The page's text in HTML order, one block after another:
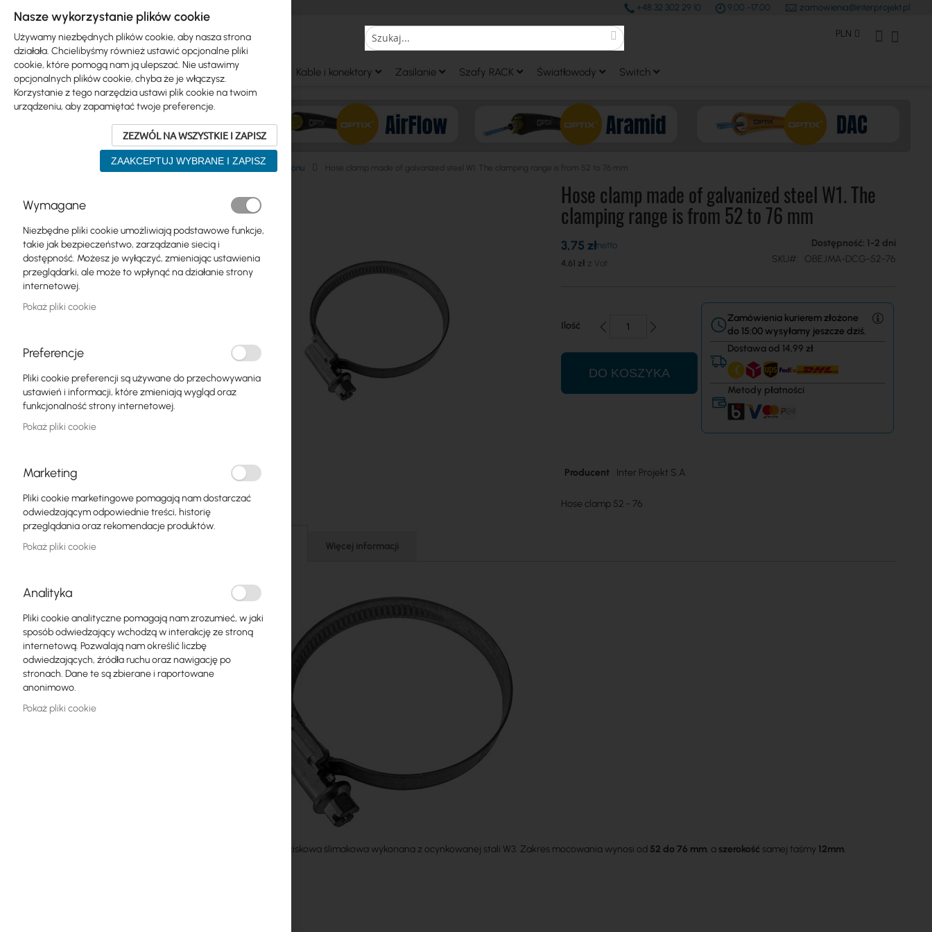
+48 32 302 29 10 9.00 -17.00 zamowienia@interprojekt.pl
Search
Search Waluta
PLN Konto Klienta
Ubiquiti Mikrotik WiFi & SOHO Kable i konektory Zasilanie Szafy RACK Światłowody Switch
Uchwyty do masztu/balkonu Hose clamp made of galvanized steel W1. The clamping range is from 52 to 76 mm
Skip
product
list
Ubiquiti
Mikrotik
WiFi & SOHO
Anteny
Switch
Punkty dostępowe
Kable koncentryczne
Zasilanie
GPON
Kable LAN
Routery LAN
Licencje MikroTik
Monitoring, Smart Home IoT
Zewnętrzne urządzenia WiFi
na
galerii
Przejdź
na
Hose clamp made of galvanized steel W1. The
clamping range is from 52 to 76 mm
4,61 zł
3,75 zł
Dostępność: 1-2 dni
SKU
OBEJMA-DCG-52-76
Ilość
DO KOSZYKA
Zamówienia kurierem złożone
do 15:00 wysyłamy jeszcze dziś.
Dostawa od 14,99 zł
Metody płatności
Więcej
Producent Inter Projekt S.A.
Hose clamp 52 - 76
Więcej informacji
Opaska zaciskowa ślimakowa wykonana z ocynkowanej stali W3. Zakres mocowania wynosi od 52 do 76 mm, a szerokość samej taśmy 12mm
Nasze wykorzystanie plików cookie
Używamy niezbędnych plików cookie, aby nasza strona
działała. Chcielibyśmy również ustawić opcjonalne pliki
cookie, które pomogą nam ją ulepszać. Nie ustawimy
opcjonalnych plików cookie, chyba że je włączysz.
Korzystanie z tego narzędzia ustawi plik cookie na twoim
urządzeniu, aby zapamiętać twoje preferencje.
ZEZWÓL NA WSZYSTKIE I ZAPISZ
ZAAKCEPTUJ WYBRANE I ZAPISZ
Wymagane
Niezbędne pliki cookie umożliwiają podstawowe funkcje,
takie jak bezpieczeństwo, zarządzanie siecią i
dostępność. Możesz je wyłączyć, zmieniając ustawienia
przeglądarki, ale może to wpłynąć na działanie strony
internetowej.
Pokaż pliki cookie
Preferencje
Pliki cookie preferencji są używane do przechowywania
ustawień i informacji, które zmieniają wygląd oraz
funkcjonalność strony internetowej.
Pokaż pliki cookie
Marketing
Pliki cookie marketingowe pomagają nam dostarczać
odwiedzającym odpowiednie treści, historię
przeglądania oraz rekomendacje produktów.
Pokaż pliki cookie
Analityka
Pliki cookie analityczne pomagają nam zrozumieć, w jaki
sposób odwiedzający wchodzą w interakcję ze stroną
internetową. Pozwalają nam określić liczbę
odwiedzających, źródła ruchu oraz nawigację po
stronach. Dane te są zbierane i raportowane
anonimowo.
Pokaż pliki cookie